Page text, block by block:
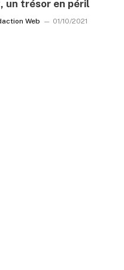
un trésor en péril
Web 01/10/2021